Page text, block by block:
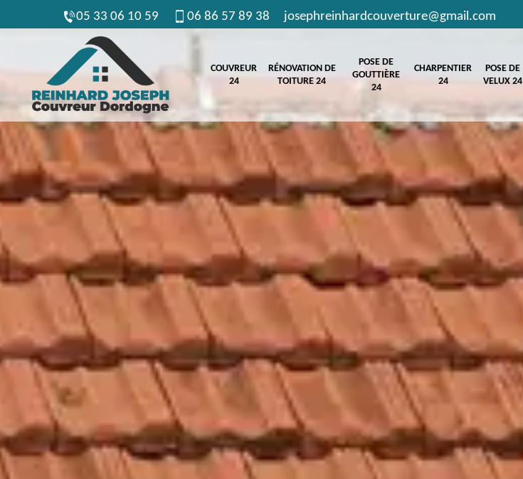
05 33 06 10 59 06 86 57 89 38 josephreinhardcouverture@gmail.com
COUVREUR
24
RÉNOVATION DE
TOITURE 24
POSE DE
GOUTTIÈRE
24
CHARPENTIER
24
POSE DE
VELUX 24